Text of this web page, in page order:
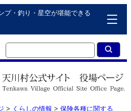
プ・釣り・星空が堪能できる
> くらしの情報 > 保険各種に関する